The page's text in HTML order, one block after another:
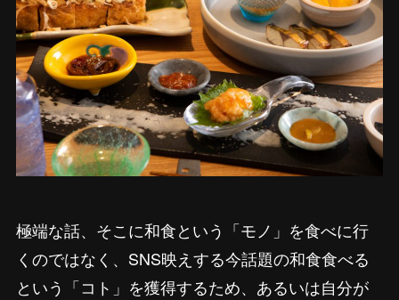
極端な話、そこに和食という「モノ」を食べに行
くのではなく、SNS映えする今話題の和食食べる
という「コト」を獲得するため、あるいは自分が